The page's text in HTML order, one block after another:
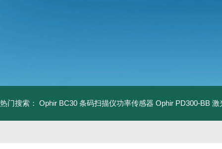
热门搜索： Ophir BC30 条码扫描仪功率传感器 Ophir PD300-BB